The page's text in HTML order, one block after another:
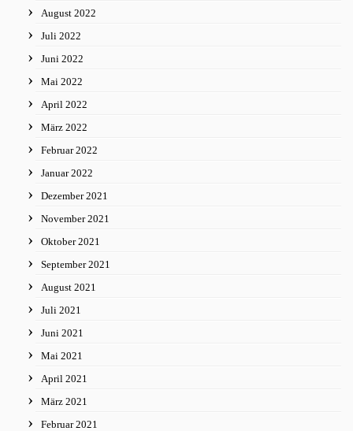
August 2022
Juli 2022
Juni 2022
Mai 2022
April 2022
März 2022
Februar 2022
Januar 2022
Dezember 2021
November 2021
Oktober 2021
September 2021
August 2021
Juli 2021
Juni 2021
Mai 2021
April 2021
März 2021
Februar 2021